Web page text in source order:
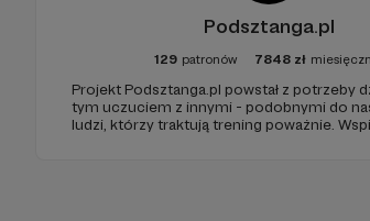
Podsztanga.pl
129 patronów 7848 zł
Projekt Podsztanga.pl powstał z potrzeby
tym uczuciem z innymi - podobnymi do
ludzi, którzy traktują trening poważnie.